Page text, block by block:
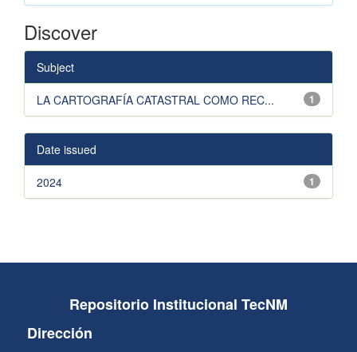
Discover
Subject
1
LA CARTOGRAFÍA CATASTRAL COMO REC...
Date issued
1
2024
Repositorio Institucional TecNM
Dirección